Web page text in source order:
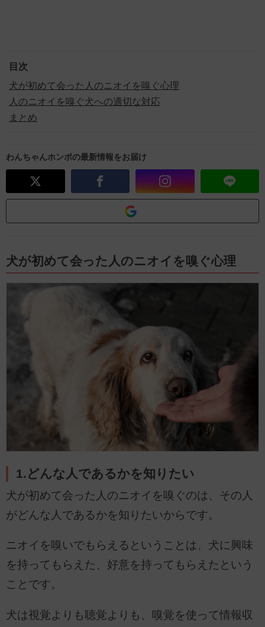
目次
犬が初めて会った人のニオイを嗅ぐ心理
人のニオイを嗅ぐ犬への適切な対応
まとめ
わんちゃんホンポの最新情報をお届け
犬が初めて会った人のニオイを嗅ぐ心理
1.どんな人であるかを知りたい
犬が初めて会った人のニオイを嗅ぐのは、その人
がどんな人であるかを知りたいからです。
ニオイを嗅いでもらえるということは、犬に興味
を持ってもらえた、好意を持ってもらえたという
ことです。
犬は視覚よりも聴覚よりも、嗅覚を使って情報収